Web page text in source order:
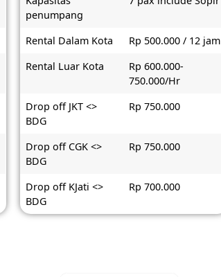
penumpang
Rental Dalam Kota
Rp 500.000 / 12 jam
Rental Luar Kota
Rp 600.000-
750.000/Hr
Drop off JKT <>
BDG
Rp 750.000
Drop off CGK <>
BDG
Rp 750.000
Drop off KJati <>
BDG
Rp 700.000